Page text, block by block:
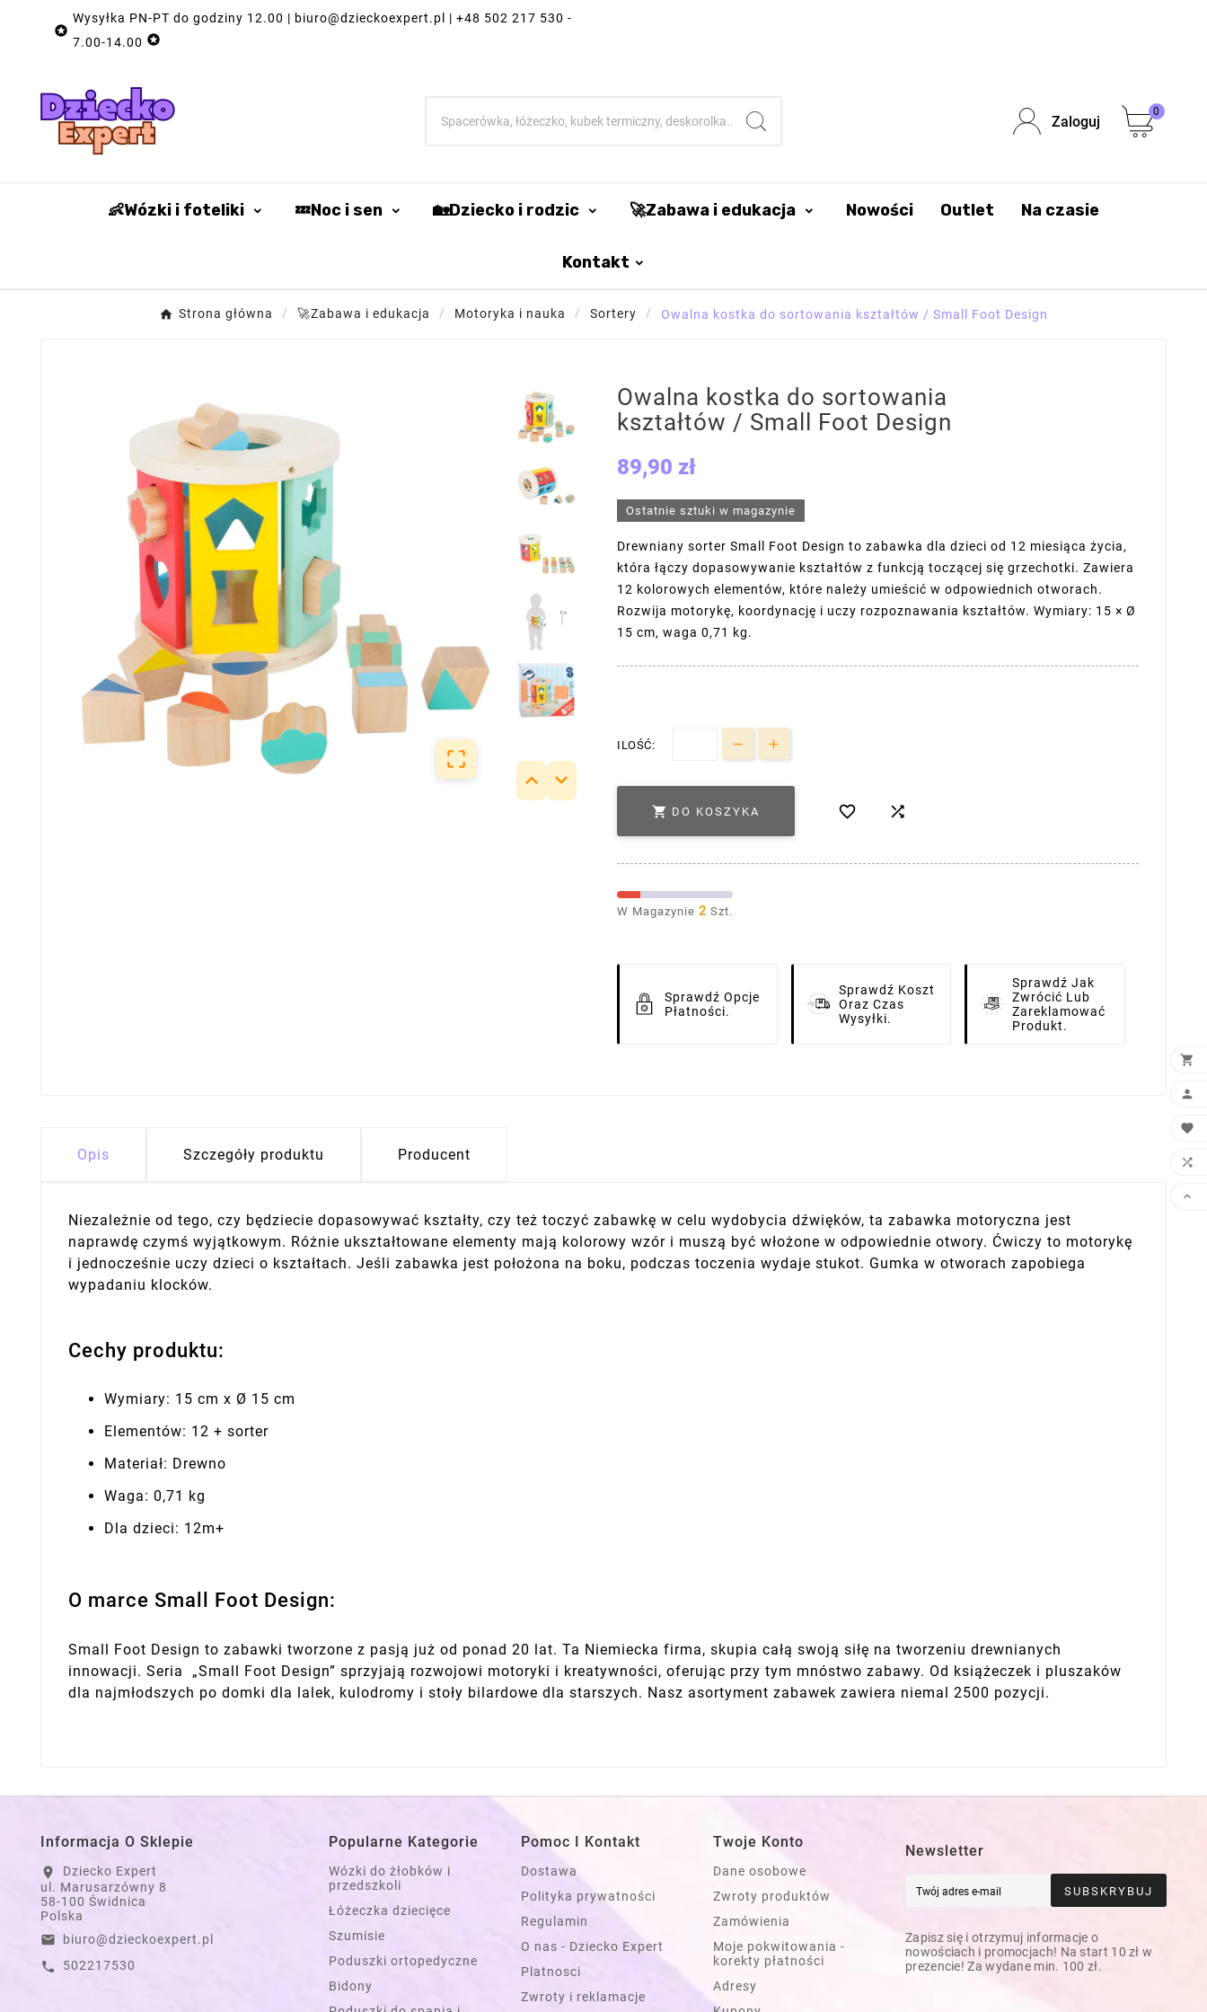

Wysyłka PN-PT do godziny 12.00 | biuro@dzieckoexpert.pl | +48 502 217 530 -
7.00-14.00 
Zaloguj
0
👶Wózki i foteliki 💤Noc i sen 🏡Dziecko i rodzic 🚀Zabawa i edukacja Nowości Outlet Na czasie
Kontakt
Strona główna 🚀Zabawa i edukacja Motoryka i nauka Sortery Owalna kostka do sortowania kształtów / Small Foot Design

 
Owalna kostka do sortowania
kształtów / Small Foot Design
89,90 zł
Ostatnie sztuki w magazynie
Drewniany sorter Small Foot Design to zabawka dla dzieci od 12 miesiąca życia,
która łączy dopasowywanie kształtów z funkcją toczącej się grzechotki. Zawiera
12 kolorowych elementów, które należy umieścić w odpowiednich otworach.
Rozwija motorykę, koordynację i uczy rozpoznawania kształtów. Wymiary: 15 × Ø
15 cm, waga 0,71 kg.
ILOŚĆ:
 DO KOSZYKA  
W Magazynie 2 Szt.
Sprawdź Opcje
Płatności.
Sprawdź Koszt
Oraz Czas
Wysyłki.
Sprawdź Jak
Zwrócić Lub
Zareklamować
Produkt.
Opis Szczegóły produktu Producent
Niezależnie od tego, czy będziecie dopasowywać kształty, czy też toczyć zabawkę w celu wydobycia dźwięków, ta zabawka motoryczna jest
naprawdę czymś wyjątkowym. Różnie ukształtowane elementy mają kolorowy wzór i muszą być włożone w odpowiednie otwory. Ćwiczy to motorykę
i jednocześnie uczy dzieci o kształtach. Jeśli zabawka jest położona na boku, podczas toczenia wydaje stukot. Gumka w otworach zapobiega
wypadaniu klocków.
Cechy produktu:
Wymiary: 15 cm x Ø 15 cm
Elementów: 12 + sorter
Materiał: Drewno
Waga: 0,71 kg
Dla dzieci: 12m+
O marce Small Foot Design:
Small Foot Design to zabawki tworzone z pasją już od ponad 20 lat. Ta Niemiecka firma, skupia całą swoją siłę na tworzeniu drewnianych
innowacji. Seria „Small Foot Design” sprzyjają rozwojowi motoryki i kreatywności, oferując przy tym mnóstwo zabawy. Od książeczek i pluszaków
dla najmłodszych po domki dla lalek, kulodromy i stoły bilardowe dla starszych. Nasz asortyment zabawek zawiera niemal 2500 pozycji.
Informacja O Sklepie
location_on
Dziecko Expert
ul. Marusarzówny 8
58-100 Świdnica
Polska
email biuro@dzieckoexpert.pl
call 502217530
Popularne Kategorie
Wózki do żłobków i
przedszkoli
Łóżeczka dziecięce
Szumisie
Poduszki ortopedyczne
Bidony
Pomoc I Kontakt
Dostawa
Polityka prywatności
Regulamin
O nas - Dziecko Expert
Platnosci
Zwroty i reklamacje
Twoje Konto
Dane osobowe
Zwroty produktów
Zamówienia
Moje pokwitowania -
korekty płatności
Adresy
Newsletter
SUBSKRYBUJ
Zapisz się i otrzymuj informacje o
nowościach i promocjach! Na start 10 zł w
prezencie! Za wydane min. 100 zł.




